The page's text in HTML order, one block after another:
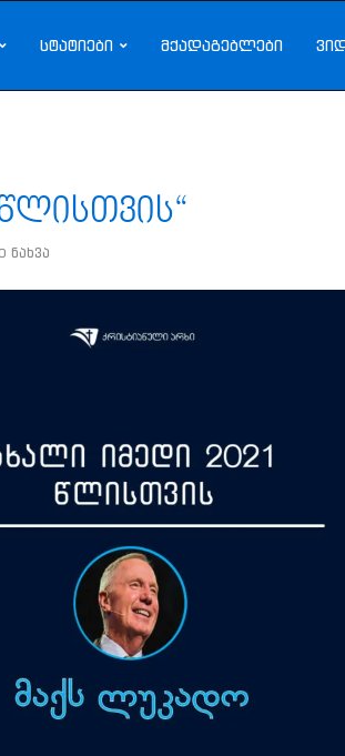
სტატიები მქადაგებლები
ნახვა